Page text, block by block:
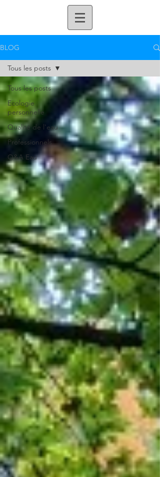
BLOG
Tous les posts
Ecologie
personnelle
Qualité de l'eau
Professionnels
Q&A Eau
Tous les posts